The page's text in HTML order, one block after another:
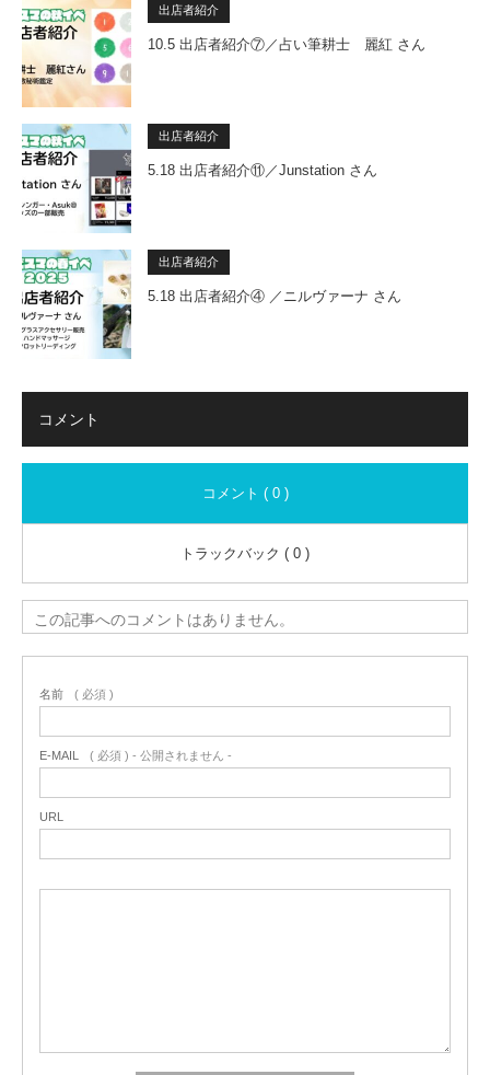
出店者紹介
10.5 出店者紹介⑦／占い筆耕士 麗紅 さん
出店者紹介
5.18 出店者紹介⑪／Junstation さん
出店者紹介
5.18 出店者紹介④ ／ニルヴァーナ さん
コメント
コメント ( 0 )
トラックバック ( 0 )
この記事へのコメントはありません。
名前 ( 必須 )
E-MAIL ( 必須 ) - 公開されません -
URL